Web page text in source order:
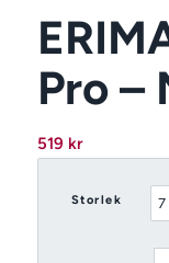
Pro –
519 kr
Storlek